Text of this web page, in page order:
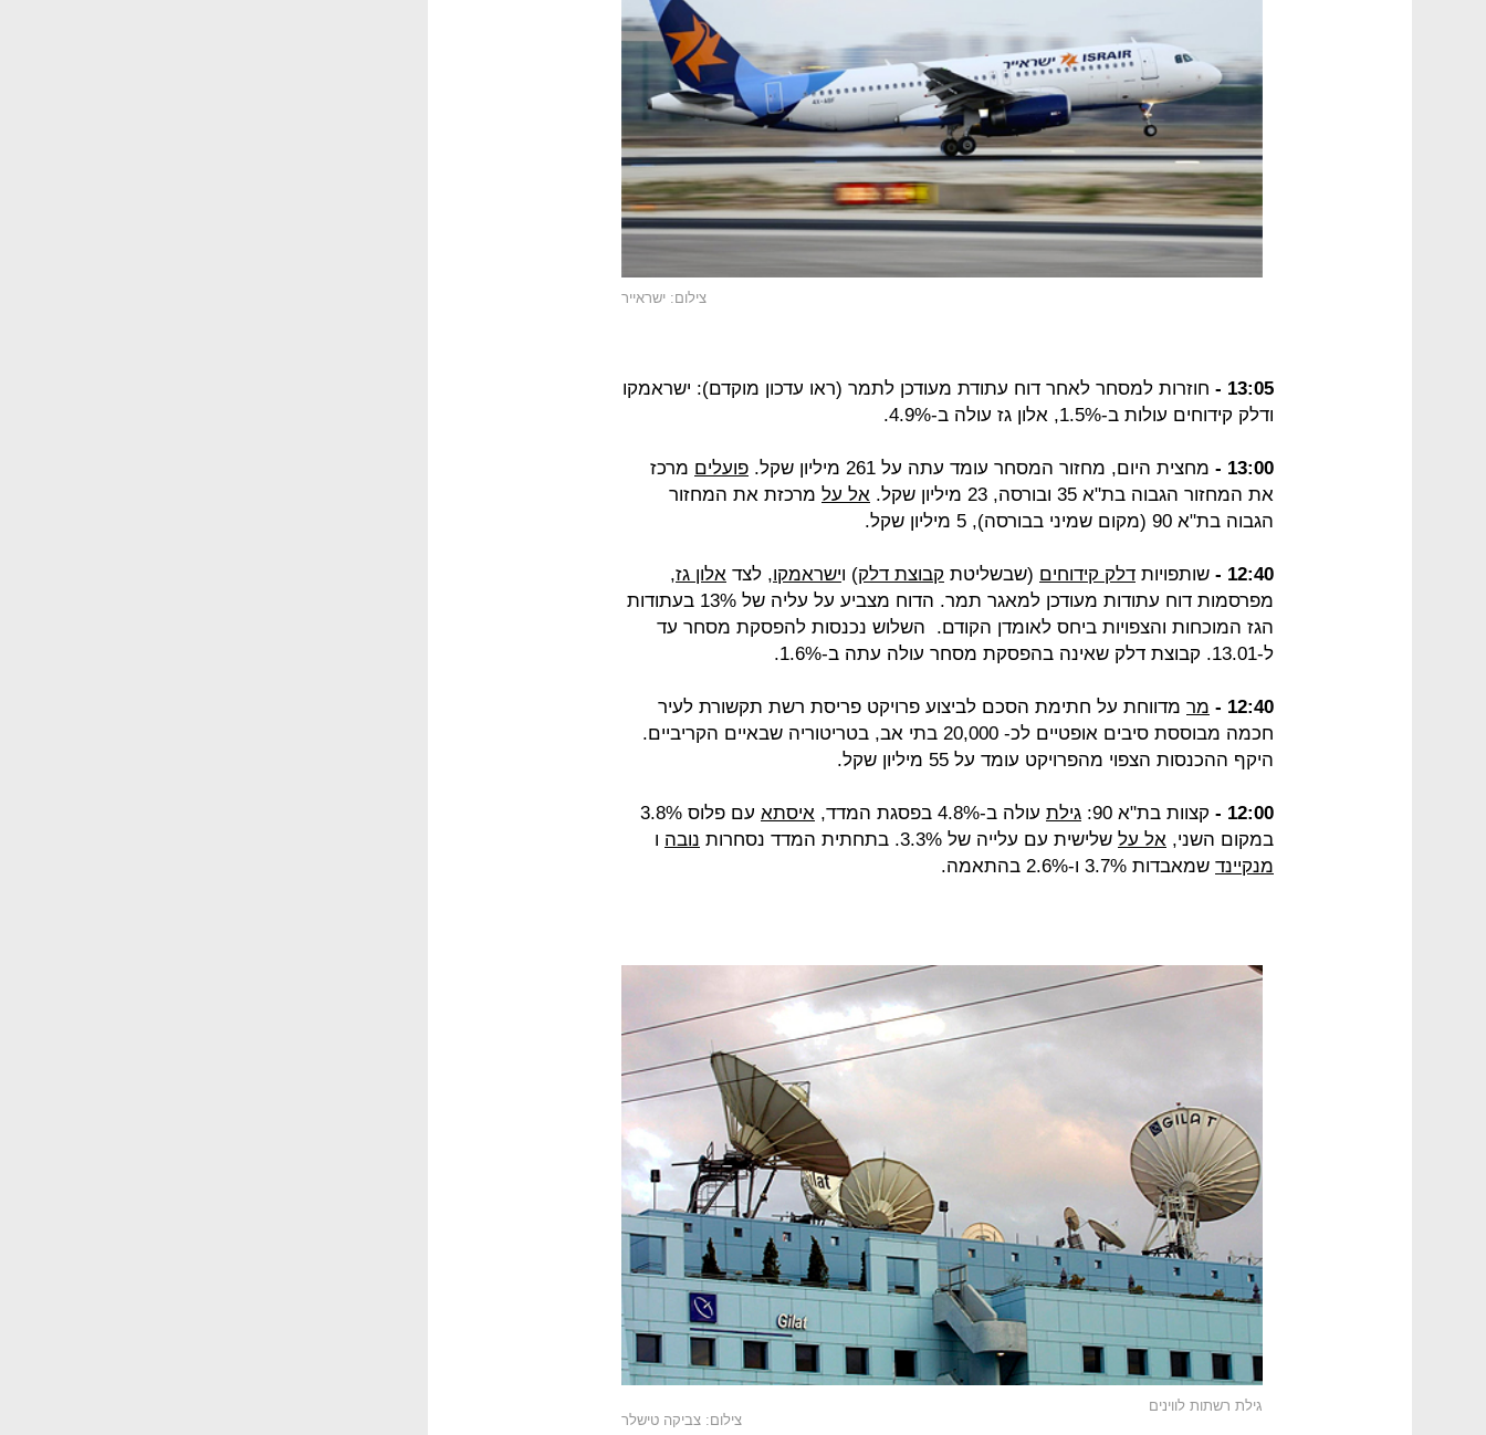
צילום: ישראייר
13:05 -
חוזרות למסחר לאחר דוח עתודת מעודכן לתמר (ראו עדכון מוקדם): ישראמקו
ודלק קידוחים עולות ב-1.5%, אלון גז עולה ב-4.9%.
13:00 - מחצית היום, מחזור המסחר עומד עתה על 261 מיליון שקל. פועלים מרכז
את המחזור הגבוה בת"א 35 ובורסה, 23 מיליון שקל.
אל על מרכזת את המחזור
הגבוה בת"א 90 (מקום שמיני בבורסה), 5 מיליון שקל.
12:40 - שותפויות דלק קידוחים (שבשליטת קבוצת דלק) וישראמקו, לצד אלון גז,
מפרסמות דוח עתודות מעודכן למאגר תמר. הדוח מצביע על עליה של 13% בעתודות
הגז המוכחות והצפויות ביחס לאומדן הקודם. השלוש נכנסות להפסקת מסחר עד
ל-13.01. קבוצת דלק שאינה בהפסקת מסחר עולה עתה ב-1.6%.
12:40 - מר מדווחת על חתימת הסכם לביצוע פרויקט פריסת רשת תקשורת לעיר
חכמה מבוססת סיבים אופטיים לכ- 20,000 בתי אב, בטריטוריה שבאיים הקריביים.
היקף ההכנסות הצפוי מהפרויקט עומד על 55 מיליון שקל.
12:00 - קצוות בת"א 90: גילת עולה ב-4.8% בפסגת המדד, איסתא
עם פלוס 3.8%
במקום השני, אל על שלישית עם עלייה של 3.3%. בתחתית המדד נסחרות נובה ו
מנקיינד שמאבדות 3.7% ו-2.6% בהתאמה.
גילת רשתות לווינים
צילום: צביקה טישלר